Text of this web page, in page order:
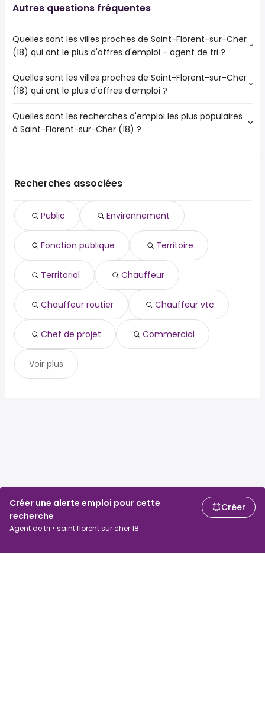
Créer une alerte emploi pour cette
recherche
Agent de tri • saint florent sur cher 18
Créer
Autres questions fréquentes
Quelles sont les villes proches de Saint-Florent-sur-Cher
(18) qui ont le plus d'offres d'emploi - agent de tri ?
Les villes proches de Saint-Florent-sur-Cher (18) qui ont
le plus d'offres d'emploi - agent de tri sont :
Quelles sont les villes proches de Saint-Florent-sur-Cher
(18) qui ont le plus d'offres d'emploi ?
Les 10 villes proches de Saint-Florent-sur-Cher (18) qui
ont le plus d'offres d'emploi sont :
Saint-Doulchard
Quelles sont les recherches d'emploi les plus populaires
à Saint-Florent-sur-Cher (18) ?
public
fonction publique
territoire
territorial
chauffeur
chauffeur routier
chauffeur vtc
commercial
Recherches associées
Public Environnement
Fonction publique Territoire
Territorial Chauffeur
Chauffeur routier Chauffeur vtc
Chef de projet Commercial
Voir plus